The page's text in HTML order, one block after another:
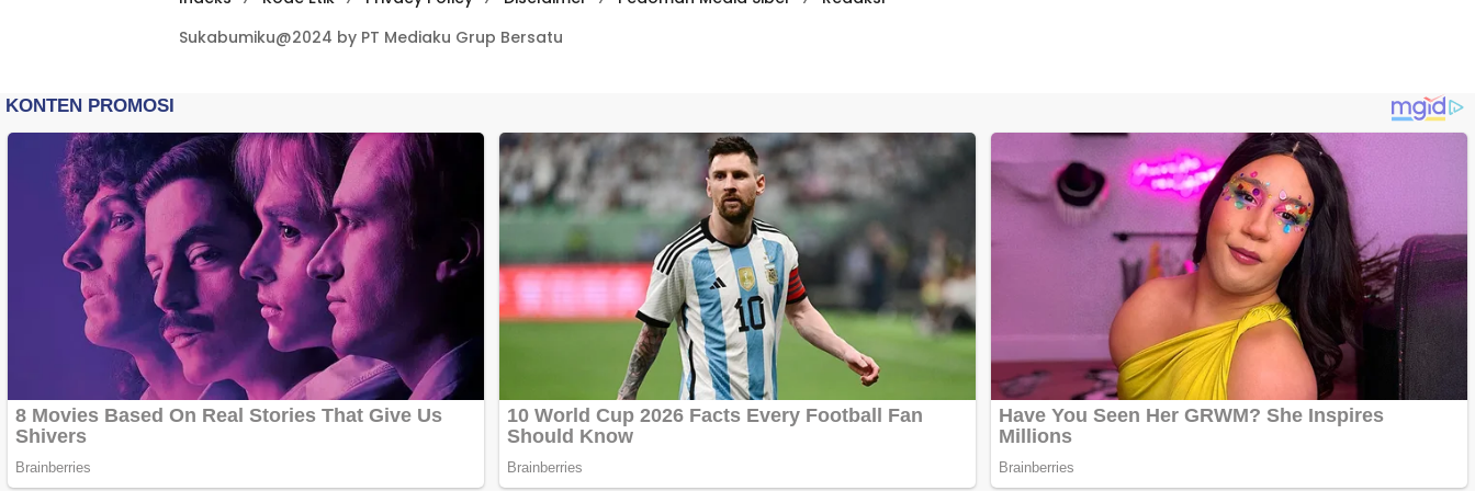
Sukabumiku@2024 by PT Mediaku Grup Bersatu